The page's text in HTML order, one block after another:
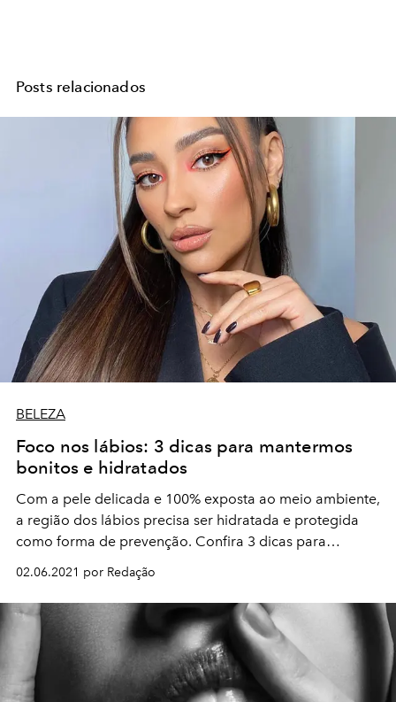
Posts relacionados
BELEZA
Foco nos lábios: 3 dicas para mantermos
bonitos e hidratados
Com a pele delicada e 100% exposta ao meio ambiente,
a região dos lábios precisa ser hidratada e protegida
como forma de prevenção. Confira 3 dicas para
rejuvenescer a área!
02.06.2021 por Redação